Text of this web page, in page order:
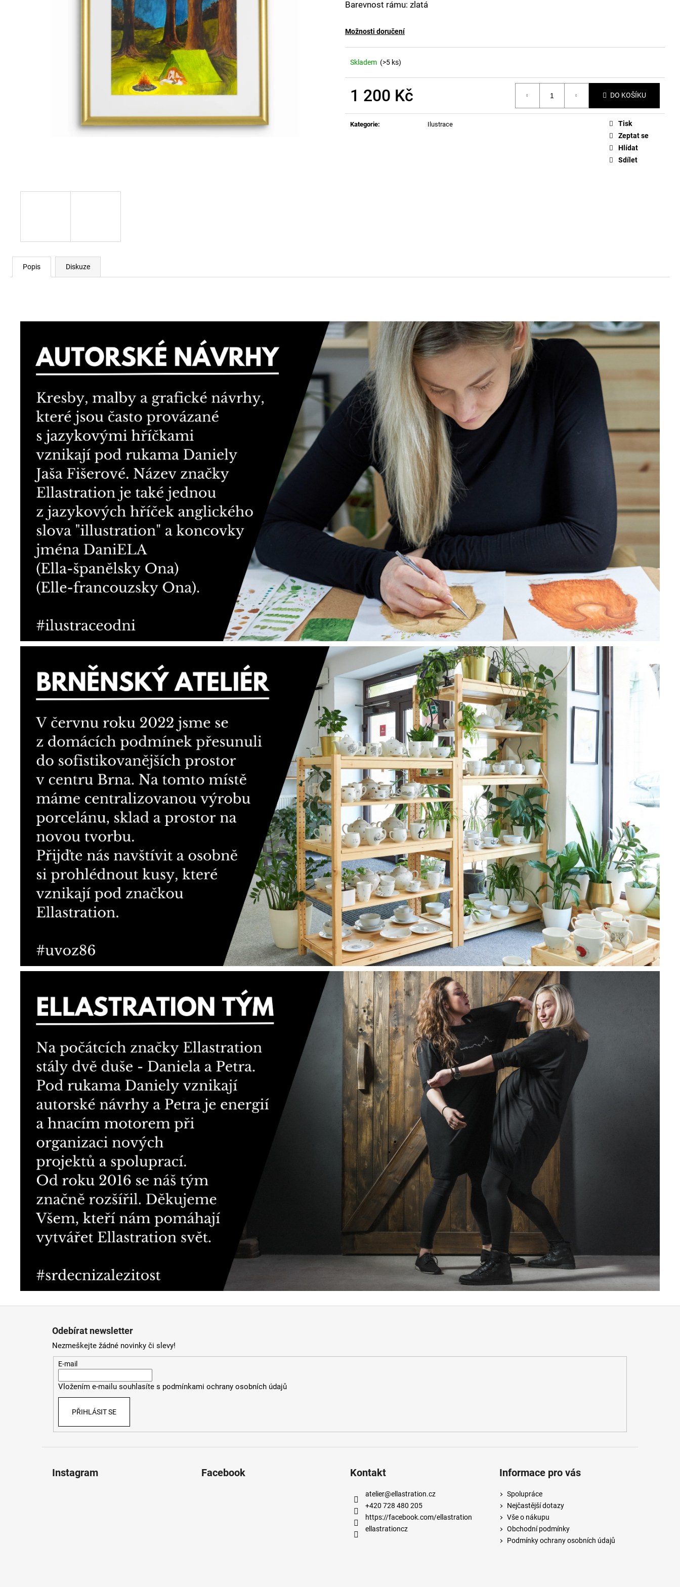
Barevnost rámu: zlatá
Možnosti doručení
Skladem (>5 ks)
1 200 Kč DO KOŠÍKU
Kategorie: Ilustrace
Tisk
Zeptat se
Hlídat
Sdílet
Popis Diskuze
Odebírat newsletter
Nezmeškejte žádné novinky či slevy!
E-mail
Vložením e-mailu souhlasíte s podmínkami ochrany osobních údajů
PŘIHLÁSIT SE
Instagram Facebook Kontakt
atelier@ellastration.cz
+420 728 480 205
https://facebook.com/ellastration
ellastrationcz
Informace pro vás
Spolupráce
Nejčastější dotazy
Vše o nákupu
Obchodní podmínky
Podmínky ochrany osobních údajů